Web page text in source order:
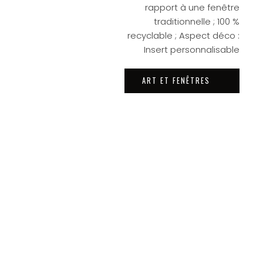
rapport à une fenêtre
traditionnelle ; 100 %
recyclable ; Aspect déco :
Insert personnalisable
ART ET FENÊTRES